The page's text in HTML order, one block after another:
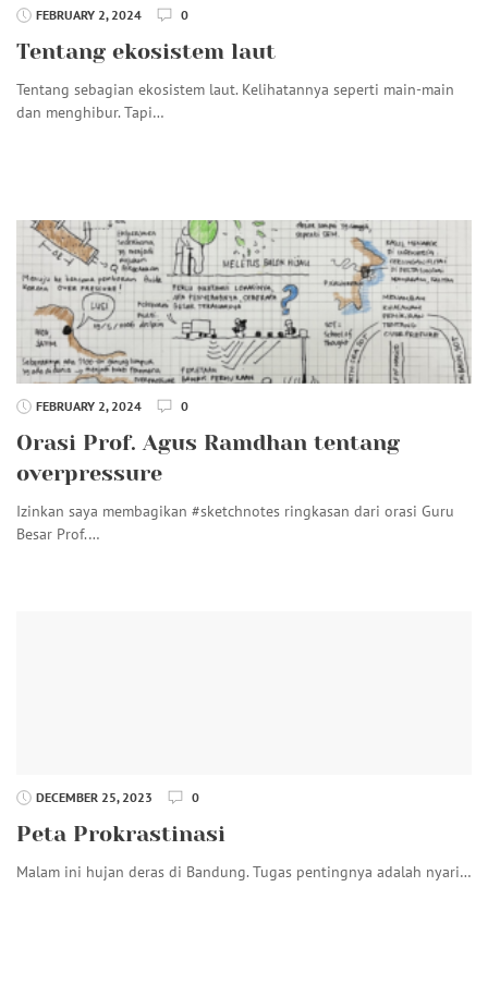
FEBRUARY 2, 2024 0
Tentang ekosistem laut
Tentang sebagian ekosistem laut. Kelihatannya seperti main-main
dan menghibur. Tapi…
FEBRUARY 2, 2024 0
Orasi Prof. Agus Ramdhan tentang
overpressure
Izinkan saya membagikan #sketchnotes ringkasan dari orasi Guru
Besar Prof.…
DECEMBER 25, 2023 0
Peta Prokrastinasi
Malam ini hujan deras di Bandung. Tugas pentingnya adalah nyari…